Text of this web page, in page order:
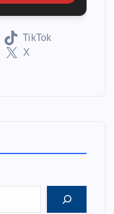
TikTok
X